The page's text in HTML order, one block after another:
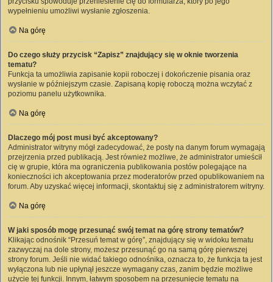
wypełnieniu umożliwi wysłanie zgłoszenia.
Na górę
Do czego służy przycisk “Zapisz” znajdujący się w oknie tworzenia
tematu?
Funkcja ta umożliwia zapisanie kopii roboczej i dokończenie pisania oraz
wysłanie w późniejszym czasie. Zapisaną kopię roboczą można wczytać z
poziomu panelu użytkownika.
Na górę
Dlaczego mój post musi być akceptowany?
Administrator witryny mógł zadecydować, że posty na danym forum wymagają
przejrzenia przed publikacją. Jest również możliwe, że administrator umieścił
cię w grupie, która ma ograniczenia publikowania postów polegające na
konieczności ich akceptowania przez moderatorów przed opublikowaniem na
forum. Aby uzyskać więcej informacji, skontaktuj się z administratorem witryny.
Na górę
W jaki sposób mogę przesunąć swój temat na górę strony tematów?
Klikając odnośnik “Przesuń temat w górę”, znajdujący się w widoku tematu
zazwyczaj na dole strony, możesz przesunąć go na samą górę pierwszej
strony forum. Jeśli nie widać takiego odnośnika, oznacza to, że funkcja ta jest
wyłączona lub nie upłynął jeszcze wymagany czas, zanim będzie możliwe
użycie tej funkcji. Innym, łatwym sposobem na przesunięcie tematu na